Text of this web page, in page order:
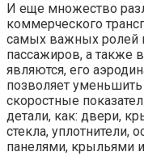
И еще множество
коммерческого
самых важных ролей
пассажиров, а также
являются, его
позволяет уменьшить
скоростные
детали, как: двери,
стекла, уплотнители,
панелями, крыльями